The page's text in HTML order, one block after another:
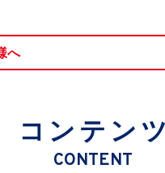
へ
コンテンツ
CONTENT